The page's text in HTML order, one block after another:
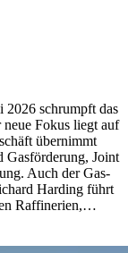
2026 schrumpft das
Fokus liegt auf
übernimmt
Joint
Auch der Gas-
Harding führt
Raffinerien,…